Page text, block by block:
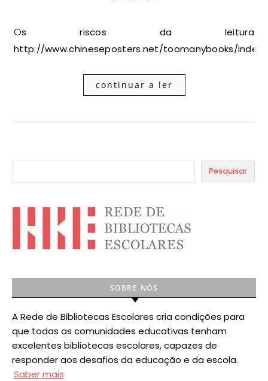
Os riscos da leitura
http://www.chineseposters.net/toomanybooks/
continuar a ler
Pesquisar
SOBRE NÓS
A Rede de Bibliotecas Escolares cria condições para
que todas as comunidades educativas tenham
excelentes bibliotecas escolares, capazes de
responder aos desafios da educação e da escola.
Saber mais